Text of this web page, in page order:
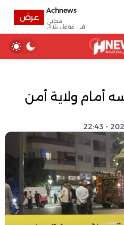
أمام ولاية أمن
Achnews
مجانى
في غوغل بلاي
عرض